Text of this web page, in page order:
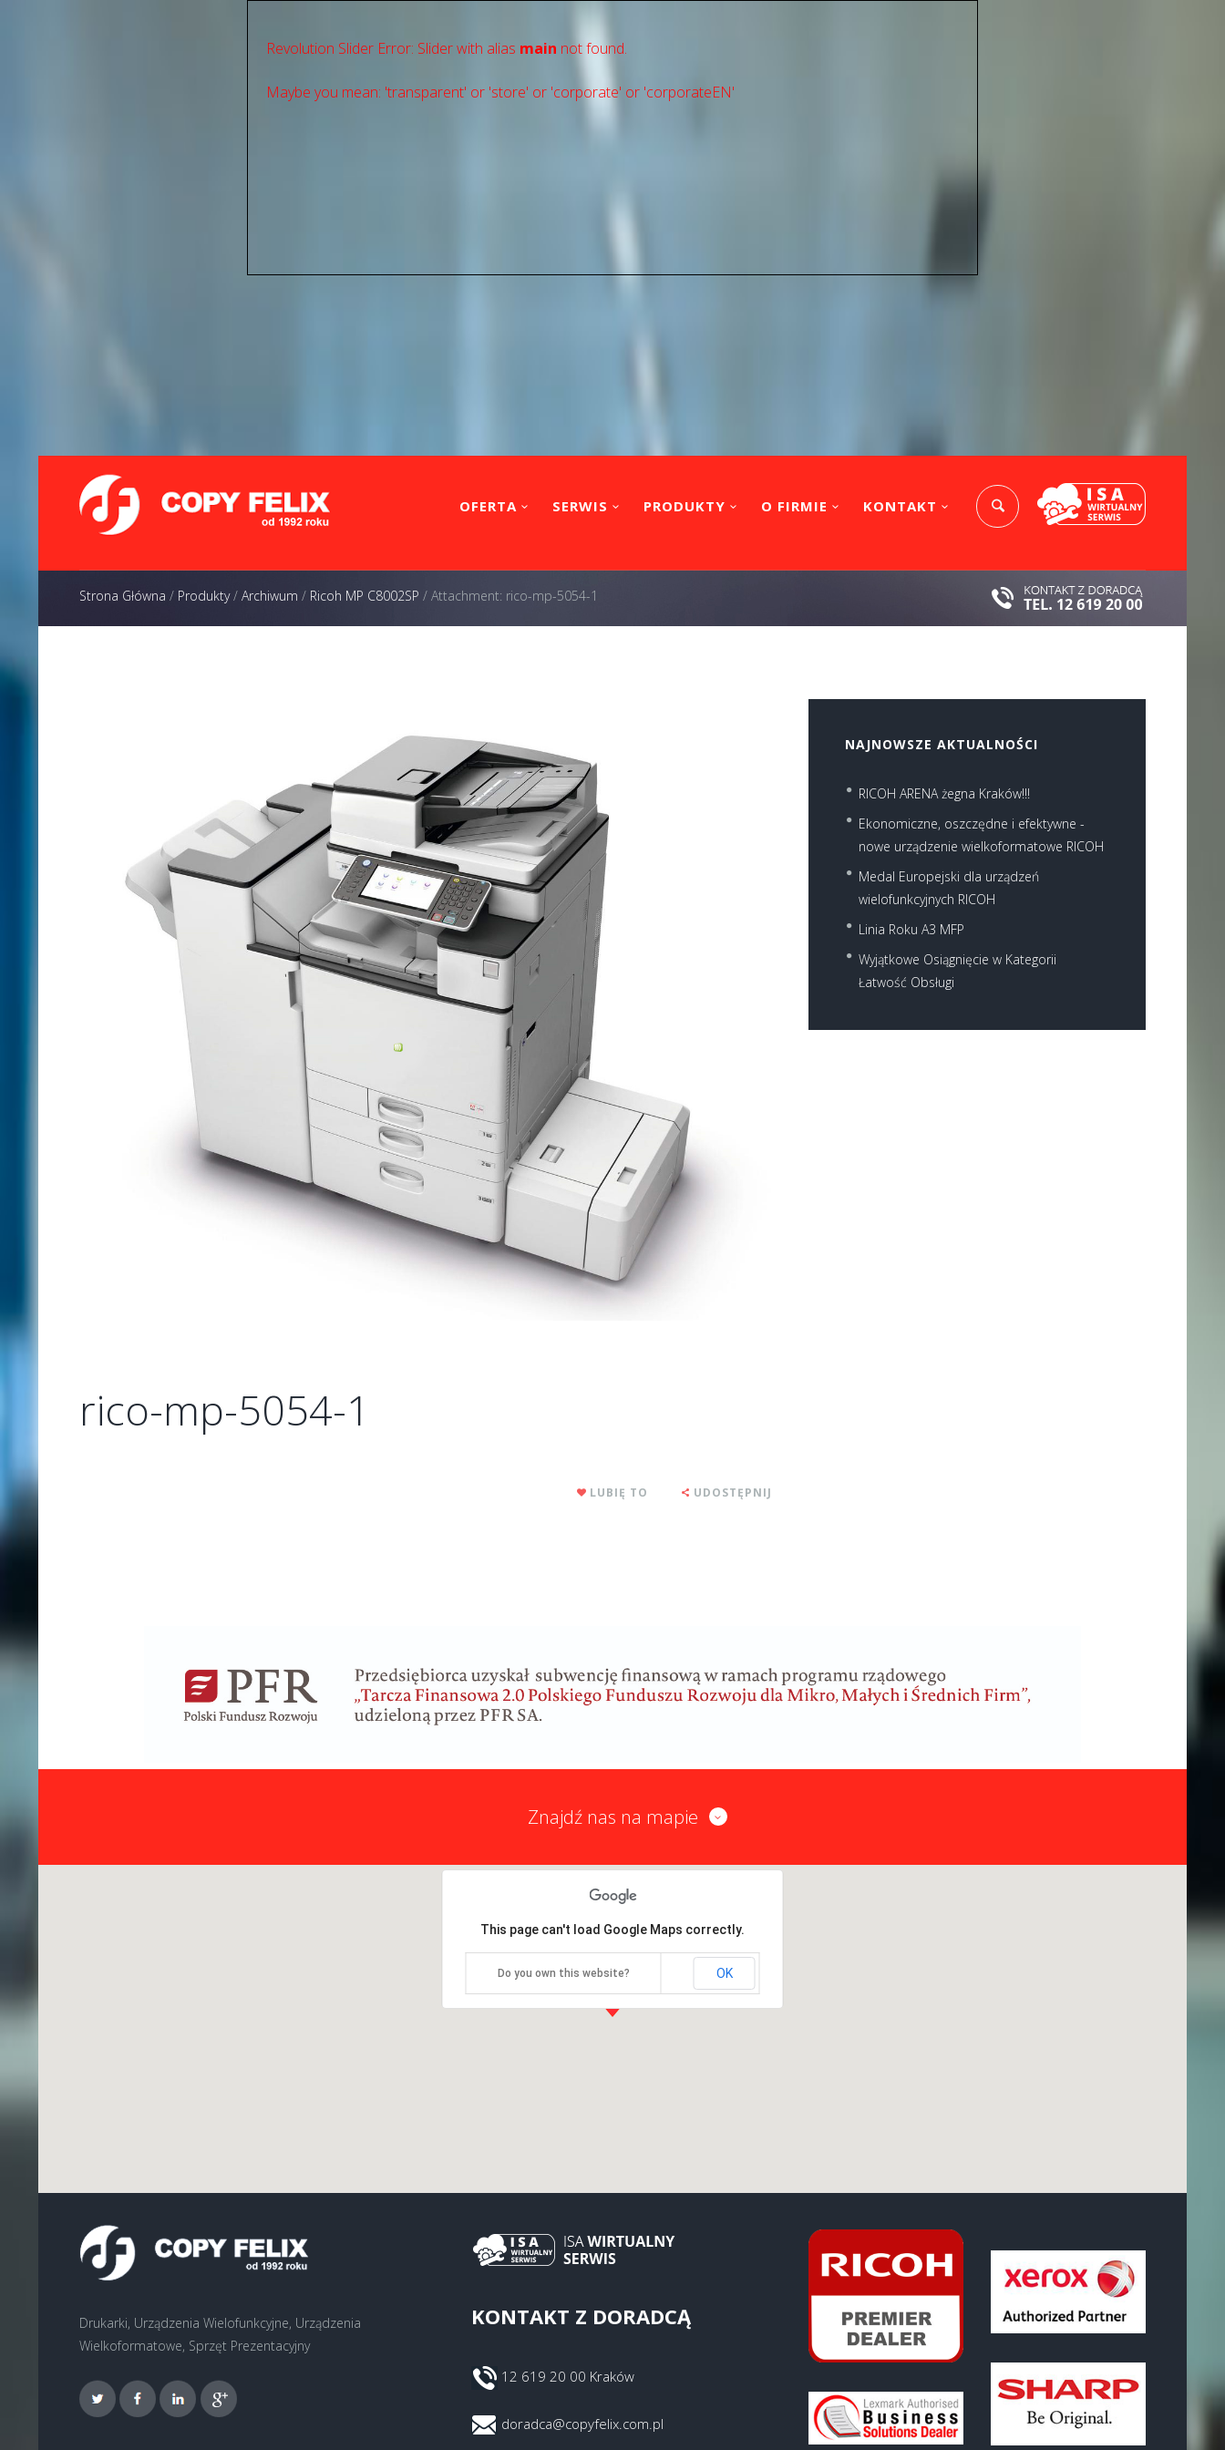
Revolution Slider Error: Slider with alias main not found.
Maybe you mean: 'transparent' or 'store' or 'сorporate' or 'corporateEN'
OFERTA SERWIS PRODUKTY O FIRMIE KONTAKT
Strona Główna / Produkty/ Archiwum / Ricoh MP C8002SP / Attachment: rico-mp-5054-1
rico-mp-5054-1
LUBIĘ TO UDOSTĘPNIJ
NAJNOWSZE AKTUALNOŚCI
RICOH ARENA żegna Kraków!!!
Ekonomiczne, oszczędne i efektywne -
nowe urządzenie wielkoformatowe RICOH
Medal Europejski dla urządzeń
wielofunkcyjnych RICOH
Linia Roku A3 MFP
Wyjątkowe Osiągnięcie w Kategorii
Łatwość Obsługi
Znajdź nas na mapie
This page can't load Google Maps correctly.
Do you own this website? OK
Drukarki, Urządzenia Wielofunkcyjne, Urządzenia
Wielkoformatowe, Sprzęt Prezentacyjny
KONTAKT Z DORADCĄ
12 619 20 00 Kraków
doradca@copyfelix.com.pl